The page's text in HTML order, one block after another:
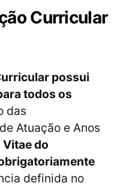
Curricular
possui
todos os
das
Atuação e Anos
do
definida no